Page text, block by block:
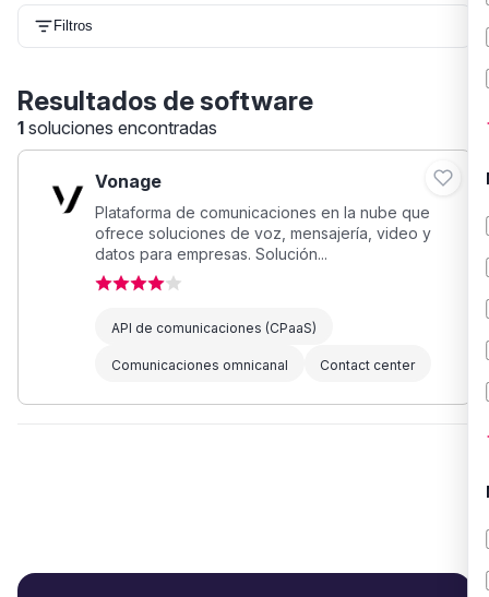
Filtros
Resultados de software
1 soluciones encontradas
Vonage
Plataforma de comunicaciones en la nube que
ofrece soluciones de voz, mensajería, video y
datos para empresas. Solución...
API de comunicaciones (CPaaS)
Comunicaciones omnicanal Contact center